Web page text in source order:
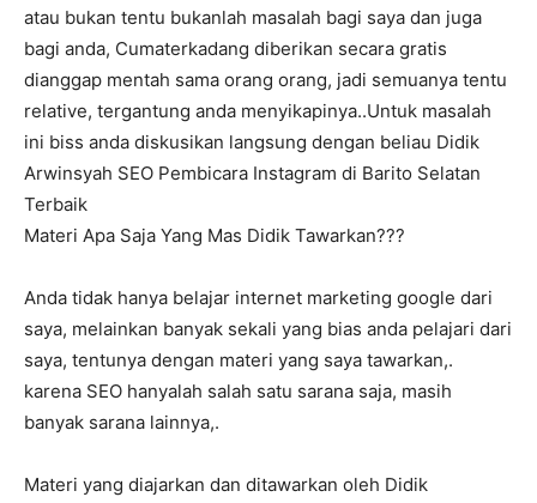
atau bukan tentu bukanlah masalah bagi saya dan juga
bagi anda, Cumaterkadang diberikan secara gratis
dianggap mentah sama orang orang, jadi semuanya tentu
relative, tergantung anda menyikapinya..Untuk masalah
ini biss anda diskusikan langsung dengan beliau Didik
Arwinsyah SEO Pembicara Instagram di Barito Selatan
Terbaik
Materi Apa Saja Yang Mas Didik Tawarkan???
Anda tidak hanya belajar internet marketing google dari
saya, melainkan banyak sekali yang bias anda pelajari dari
saya, tentunya dengan materi yang saya tawarkan,.
karena SEO hanyalah salah satu sarana saja, masih
banyak sarana lainnya,.
Materi yang diajarkan dan ditawarkan oleh Didik